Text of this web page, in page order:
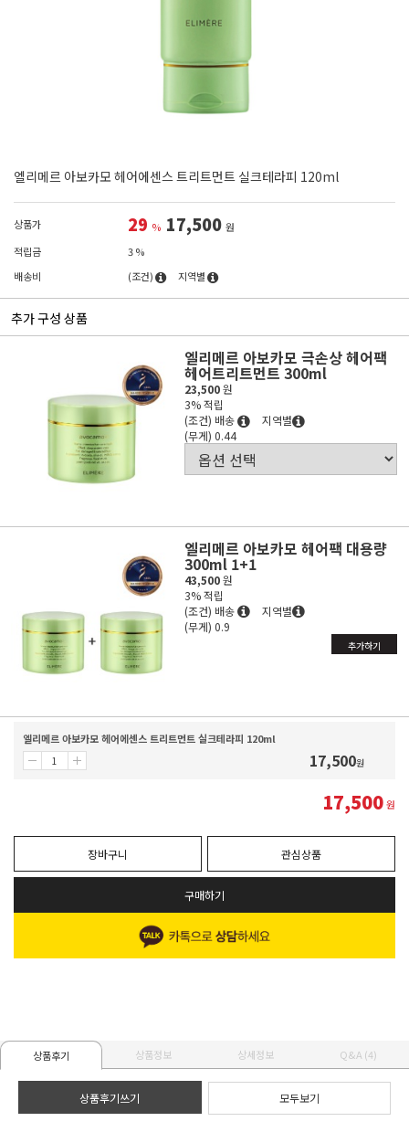
엘리메르 아보카모 헤어에센스 트리트먼트 실크테라피 120ml
상품가 29 % 17,500 원
적립금
3 %
배송비
(조건) 지역별
추가 구성 상품
엘리메르 아보카모 극손상 헤어팩
헤어트리트먼트 300ml
23,500원
3% 적립
(조건) 배송
지역별
(무게) 0.44
엘리메르 아보카모 헤어팩 대용량
300ml 1+1
43,500원
3% 적립
(조건) 배송
지역별
(무게) 0.9
추가하기
엘리메르 아보카모 헤어에센스 트리트먼트 실크테라피 120ml
17,500원
17,500원
장바구니 관심상품
구매하기
상품후기 상품정보 상세정보 Q&A (4)
상품후기쓰기 모두보기